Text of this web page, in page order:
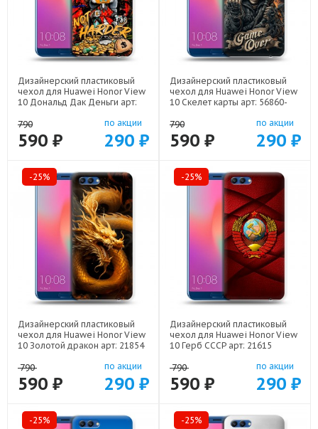
Дизайнерский пластиковый
чехол для Huawei Honor View
10 Дональд Дак Деньги арт:
790
590 ₽
по акции
290 ₽
Дизайнерский пластиковый
чехол для Huawei Honor View
10 Скелет карты арт: 56860-
790
590 ₽
по акции
290 ₽
-25%
Дизайнерский пластиковый
чехол для Huawei Honor View
10 Золотой дракон арт: 21854
790
590 ₽
по акции
290 ₽
-25%
Дизайнерский пластиковый
чехол для Huawei Honor View
10 Герб СССР арт: 21615
790
590 ₽
по акции
290 ₽
-25% -25%